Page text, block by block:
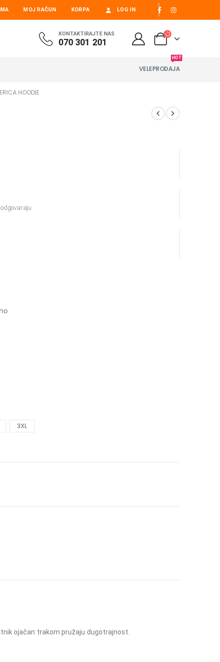
MOJ RAČUN KORPA LOG IN
KONTAKTIRAJTE NAS
070 301 201
VELEPRODAJA
HOT
HOODIE
3XL
ojačan trakom pružaju dugotrajnost.